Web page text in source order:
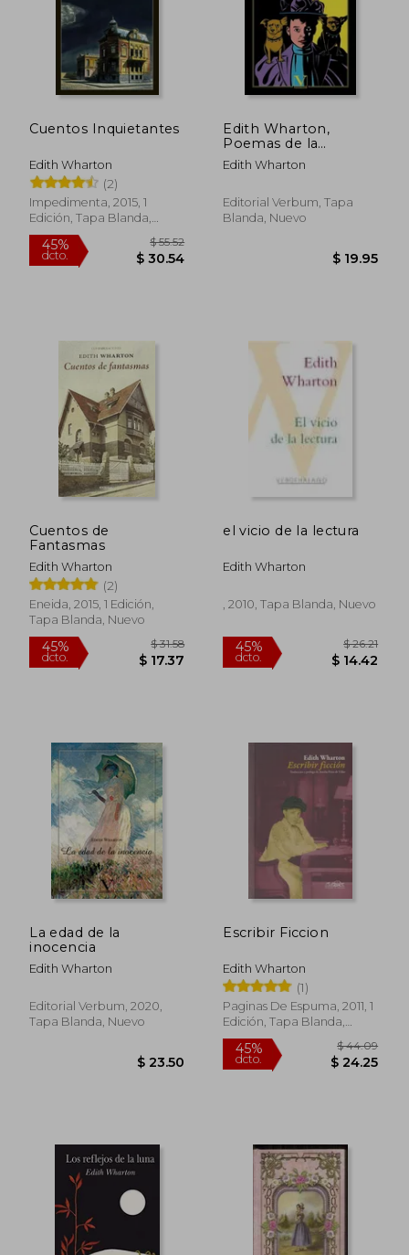
45%
dcto.
Cuentos Inquietantes
Edith Wharton
(2)
Impedimenta, 2015, 1
Edición, Tapa Blanda,
Nuevo
45%
dcto. $ 30.54
Edith Wharton,
Poemas de la
Inocencia
Edith Wharton
Editorial Verbum, Tapa
Blanda, Nuevo
$
Cuentos de
Fantasmas
Edith Wharton
(2)
Eneida, 2015, 1 Edición,
Tapa Blanda, Nuevo
el vicio de la lectura
Edith Wharton
, 2010, Tapa Blanda, Nuevo
La edad de la
inocencia
Edith Wharton
Editorial Verbum, 2020,
Tapa Blanda, Nuevo
Escribir Ficcion
Edith Wharton
(1)
Paginas De Espuma, 2011, 1
Edición, Tapa Blanda,
Nuevo